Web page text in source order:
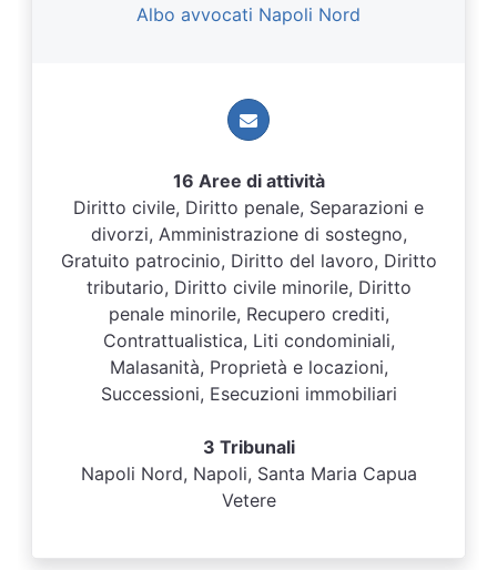
Albo avvocati Napoli Nord
16 Aree di attività
Diritto civile, Diritto penale, Separazioni e
divorzi, Amministrazione di sostegno,
Gratuito patrocinio, Diritto del lavoro, Diritto
tributario, Diritto civile minorile, Diritto
penale minorile, Recupero crediti,
Contrattualistica, Liti condominiali,
Malasanità, Proprietà e locazioni,
Successioni, Esecuzioni immobiliari
3 Tribunali
Napoli Nord, Napoli, Santa Maria Capua
Vetere